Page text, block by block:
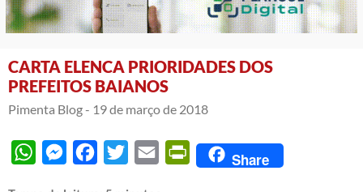
CARTA ELENCA PRIORIDADES DOS
PREFEITOS BAIANOS
Pimenta Blog - 19 de março de 2018
WhatsAppMessengerFacebook
Twitter Email PrintFriendly
Share